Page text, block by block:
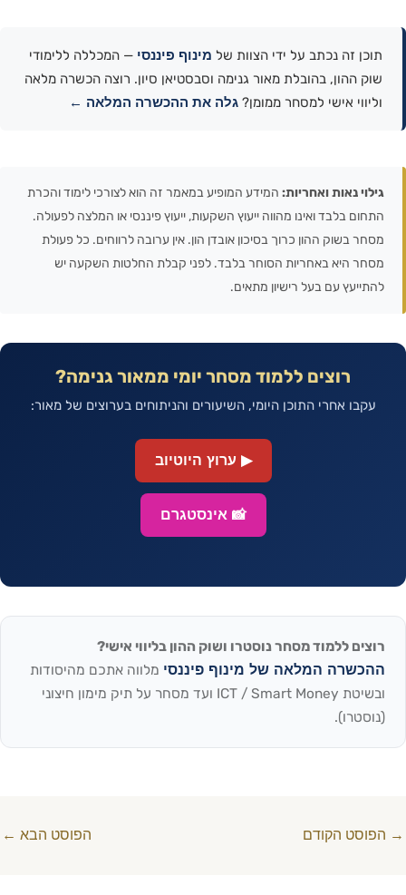
זה נכתב על ידי הצוות שלמינוף פיננסי— המכללה ללימודי
ההון, בהובלת מאור גנימה וסבסטיאן סיון. רוצה הכשרה מלאה
אישי למסחר ממומן?גלה את ההכשרה המלאה ←
נאות ואחריות:המידע המופיע במאמר זה הוא לצורכי לימוד והכרת
בלבד ואינו מהווה ייעוץ השקעות, ייעוץ פיננסי או המלצה לפעולה.
בשוק ההון כרוך בסיכון אובדן הון. אין ערובה לרווחים. כל פעולת
היא באחריות הסוחר בלבד. לפני קבלת החלטות השקעה יש
עם בעל רישיון מתאים.
רוצים ללמוד מסחר יומי ממאור גנימה?
אחרי התוכן היומי, השיעורים והניתוחים בערוצים של מאור:
▶ ערוץ היוטיוב
📸 אינסטגרם
ללמוד מסחר נוסטרו ושוק ההון בליווי אישי?
המלאה של מינוף פיננסימלווה אתכם מהיסודות
ובשיטת ICT / Smart Money ועד מסחר על תיק מימון חיצוני
הקודם הפוסט הבא ←